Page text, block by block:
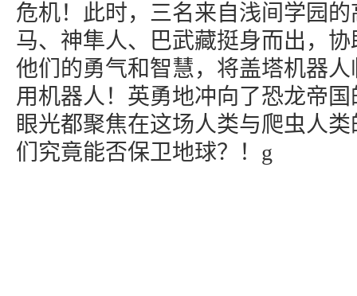
危机！此时，三名来自浅间学园
马、神隼人、巴武藏挺身而出，
他们的勇气和智慧，将盖塔机器
用机器人！英勇地冲向了恐龙帝
眼光都聚焦在这场人类与爬虫人
们究竟能否保卫地球？！g